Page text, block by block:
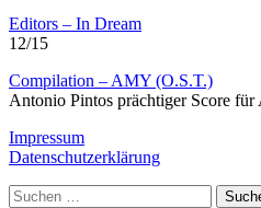
Editors – In Dream
12/15
Compilation – AMY (O.S.T.)
Antonio Pintos prächtiger Score
Impressum
Datenschutzerklärung
Suche